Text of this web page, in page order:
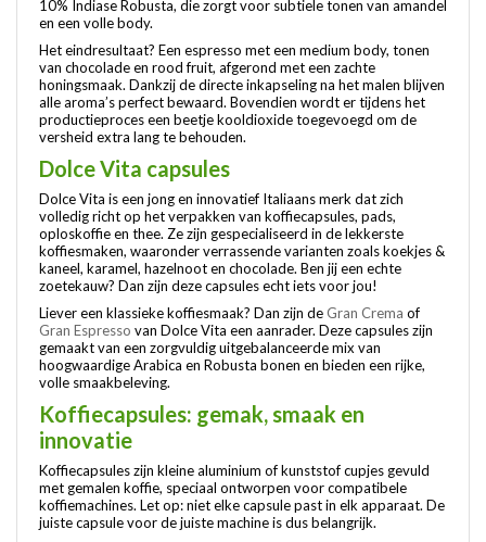
10% Indiase Robusta, die zorgt voor subtiele tonen van amandel
en een volle body.
Het eindresultaat? Een espresso met een medium body, tonen
van chocolade en rood fruit, afgerond met een zachte
honingsmaak. Dankzij de directe inkapseling na het malen blijven
alle aroma’s perfect bewaard. Bovendien wordt er tijdens het
productieproces een beetje kooldioxide toegevoegd om de
versheid extra lang te behouden.
Dolce Vita capsules
Dolce Vita is een jong en innovatief Italiaans merk dat zich
volledig richt op het verpakken van koffiecapsules, pads,
oploskoffie en thee. Ze zijn gespecialiseerd in de lekkerste
koffiesmaken, waaronder verrassende varianten zoals koekjes &
kaneel, karamel, hazelnoot en chocolade. Ben jij een echte
zoetekauw? Dan zijn deze capsules echt iets voor jou!
Liever een klassieke koffiesmaak? Dan zijn de Gran Crema of
Gran Espresso van Dolce Vita een aanrader. Deze capsules zijn
gemaakt van een zorgvuldig uitgebalanceerde mix van
hoogwaardige Arabica en Robusta bonen en bieden een rijke,
volle smaakbeleving.
Koffiecapsules: gemak, smaak en
innovatie
Koffiecapsules zijn kleine aluminium of kunststof cupjes gevuld
met gemalen koffie, speciaal ontworpen voor compatibele
koffiemachines. Let op: niet elke capsule past in elk apparaat. De
juiste capsule voor de juiste machine is dus belangrijk.